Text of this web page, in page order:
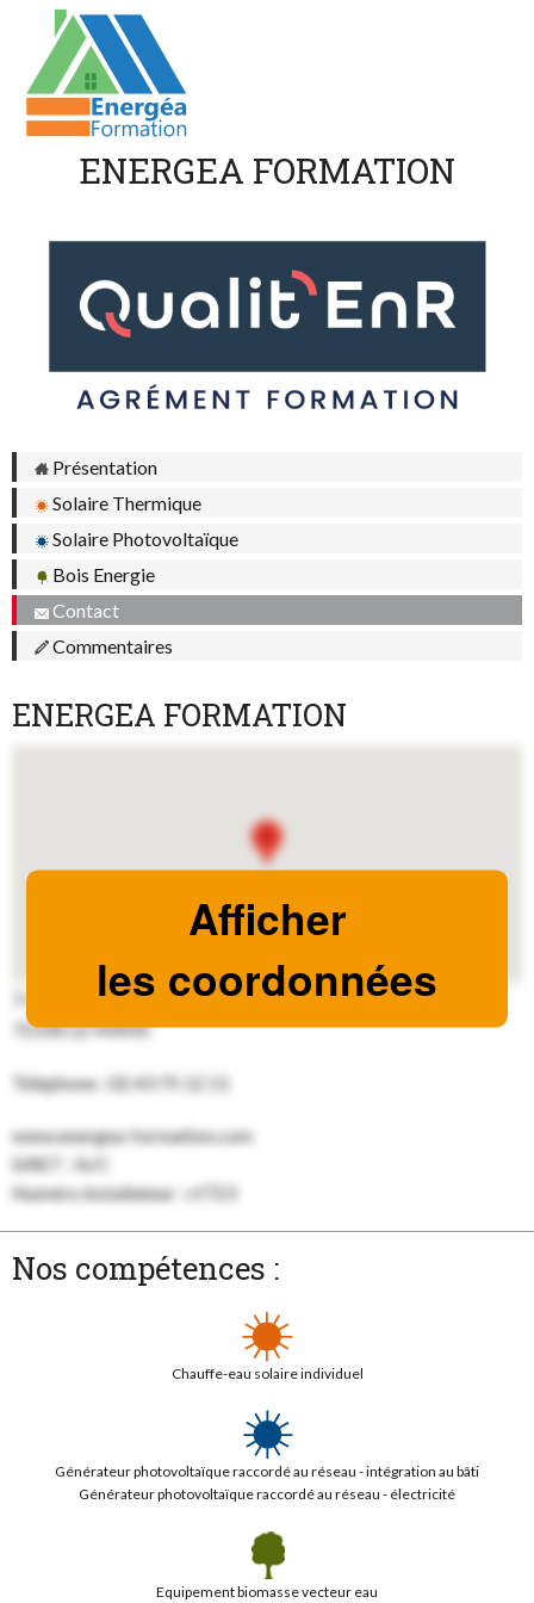
ENERGEA FORMATION
Présentation
Solaire Thermique
Solaire Photovoltaïque
Bois Energie
Contact
Commentaires
ENERGEA FORMATION
Afficher
les coordonnées
7 rue Gaston Planté
72100 LE MANS
Téléphone : 02 43 75 12 11
www.energea-formation.com
SIRET : N/C
Numéro installateur : cf723
Nos compétences :
Chauffe-eau solaire individuel
Générateur photovoltaïque raccordé au réseau - intégration au bâti
Générateur photovoltaïque raccordé au réseau - électricité
Equipement biomasse vecteur eau